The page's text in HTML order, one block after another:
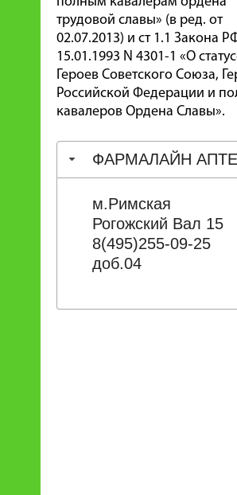
трудовой славы» (в ред. от
02.07.2013) и ст 1.1 Закона
15.01.1993 N 4301-1 «О
Героев Советского Союза,
Российской Федерации и
кавалеров Ордена Славы».
ФАРМАЛАЙН
м.Римская
Рогожский Вал 15
8(495)255-09-25
доб.04